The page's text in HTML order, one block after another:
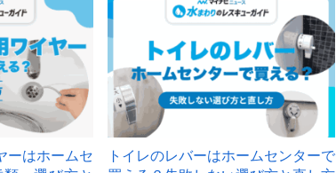
ーはホームセ
トイレのレバーはホームセンターで